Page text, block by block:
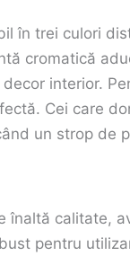
în trei culori
cromatică
interior.
Cei care
un strop de
înaltă calitate,
pentru